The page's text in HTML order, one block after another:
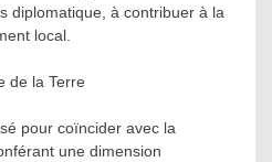
diplomatique, à contribuer à la
local.
de la Terre
pour coïncider avec la
une dimension